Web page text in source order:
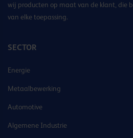
wij producten op maat van de klant, die
van elke toepassing.
SECTOR
Energie
Metaalbewerking
Automotive
Algemene Industrie